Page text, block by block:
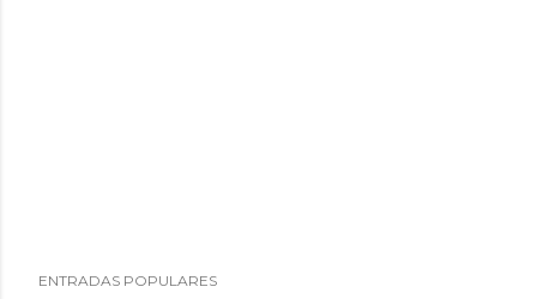
ENTRADAS POPULARES